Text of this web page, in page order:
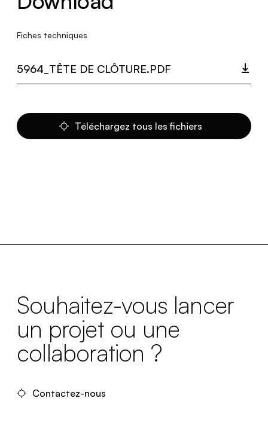
Fiches techniques
5964_TÊTE DE CLÔTURE.PDF
Téléchargez tous les fichiers
Souhaitez-vous lancer
un projet ou une
collaboration ?
Contactez-nous